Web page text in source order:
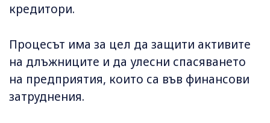
кредитори.
Процесът има за цел да защити активите
на длъжниците и да улесни спасяването
на предприятия, които са във финансови
затруднения.